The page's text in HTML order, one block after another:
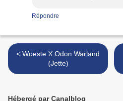
Répondre
< Woeste X Odon Warland
(Jette)
Hébergé par Canalblog